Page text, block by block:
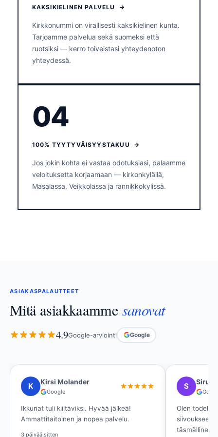
KAKSIKIELINEN PALVELU →
Kirkkonummi on virallisesti kaksikielinen kunta.
Tarjoamme palvelua sekä suomeksi että
ruotsiksi — kerro toiveistasi yhteydenoton
yhteydessä.
04
100% TYYTYVÄISYYSTAKUU →
Jos jokin kohta ei vastaa odotuksiasi, palaamme
veloituksetta korjaamaan — kirkonkylällä,
Masalassa, Veikkolassa ja rannikkokylissä.
ASIAKASPALAUTTEET
Mitä asiakkaammesanovat
4.9Google-arviointi Google
S Siru K
Google
Olen todella tyytyväinen asunnon
siivoukseen! Ystävällinen viestintä,
R Ritva
Google
Ikkunat ovat
Loistava
laadukkaalla